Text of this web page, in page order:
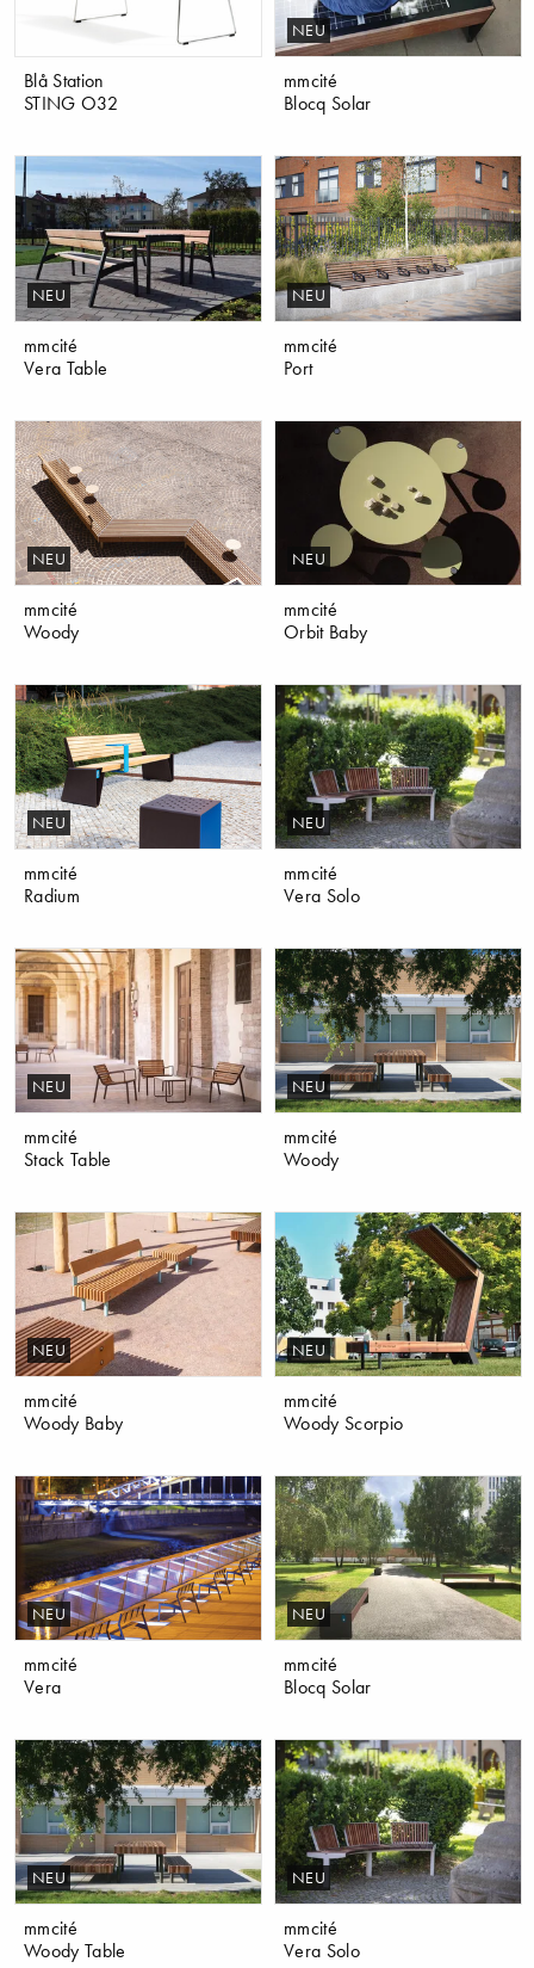
Blå Station
STING O32
NEU
mmcité
Blocq Solar
NEU
mmcité
Vera Table
NEU
mmcité
Port
NEU
mmcité
Woody
NEU
mmcité
Orbit Baby
NEU
mmcité
Radium
NEU
mmcité
Vera Solo
NEU
mmcité
Stack Table
NEU
mmcité
Woody
NEU
mmcité
Woody Baby
NEU
mmcité
Woody Scorpio
NEU
mmcité
Vera
NEU
mmcité
Blocq Solar
NEU
mmcité
Woody Table
NEU
mmcité
Vera Solo